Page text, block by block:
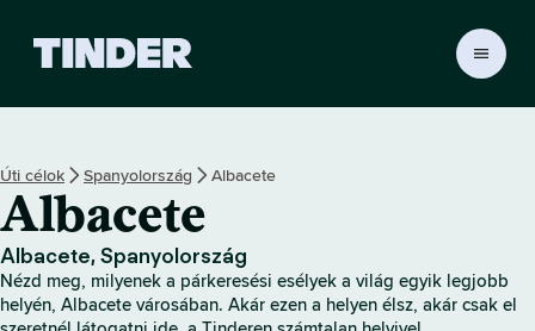
r
K
e
z
d
ő
o
Úti célok Spanyolország Albacete
Albacete
Albacete, Spanyolország
Nézd meg, milyenek a párkeresési esélyek a világ egyik legjobb
helyén, Albacete városában. Akár ezen a helyen élsz, akár csak el